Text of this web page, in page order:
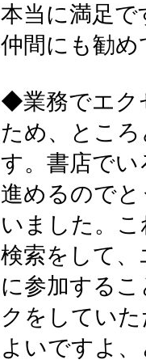
本当に満足
仲間にも勧
◆業務でエク
ため、とこ
す。書店で
進めるので
いました。
検索をして
に参加する
クをしてい
よいですよ